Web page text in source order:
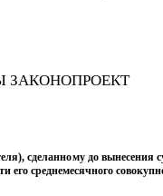
ЗАКОНОПРОЕКТ
сделанному до вынесения
среднемесячного